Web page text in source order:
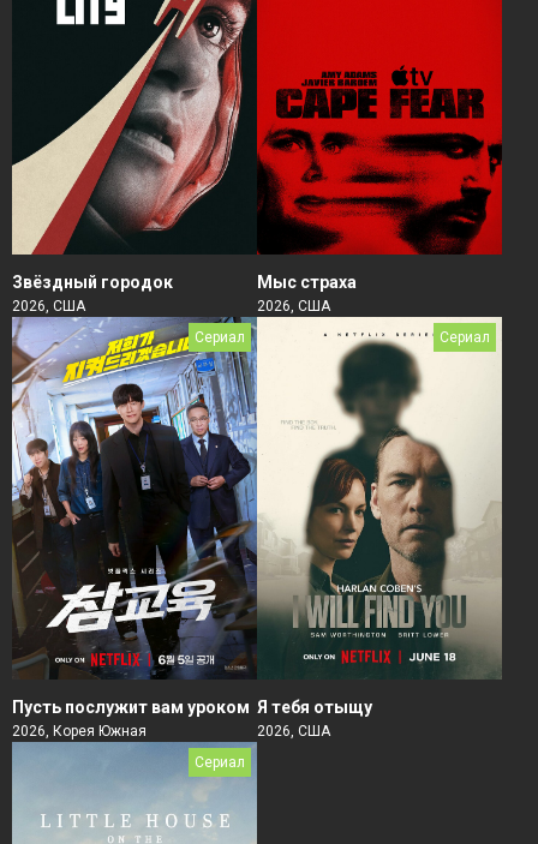
Звёздный городок
2026, США
Мыс страха
2026, США
Сериал
Пусть послужит вам уроком
2026, Корея Южная
Сериал
Я тебя отыщу
2026, США
Сериал